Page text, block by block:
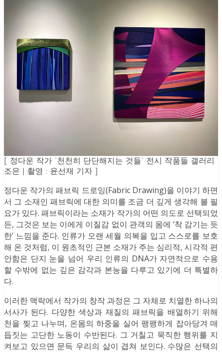
[ 정다운 작가 “천천히 단단해지는 것들” 전시 작품들 갤러리
조은 | 촬영 : 윤선재 기자 ]
정다운 작가의 패브릭 드로잉(Fabric Drawing)을 이야기 하면
서 그 소재인 패브릭에 대한 의미를 조금 더 깊게 생각해 볼 필
요가 있다. 패브릭이라는 소재가 작가의 어떤 의도로 선택되었
든, 그것은 보는 이에게 이질감 없이 관객의 몸에 ‘착 감기는 듯
한’ 느낌을 준다. 인류가 오랜 세월 의복을 입고 스스로를 보호
해 온 것처럼, 이 원초적인 근본 소재가 주는 심리적, 시각적 편
안함은 단지 눈을 넘어 우리 인류의 DNA가 자연적으로 수용
할 수밖에 없는 깊은 감각과 본능을 다루고 있기에 더 특별하
다.
이러한 맥락에서 작가의 창작 과정은 그 자체로 치열한 하나의
서사가 된다. 다양한 색상과 재질의 패브릭을 배열하기 위해
천을 찢고 나누며, 온몸의 하중을 실어 팽팽하게 잡아당겨 매
듭짓는 고단한 노동이 수반된다. 그 거칠고 묵직한 행위를 지
켜보고 있으면 문득 우리의 삶이 겹쳐 보인다. 수많은 선택의